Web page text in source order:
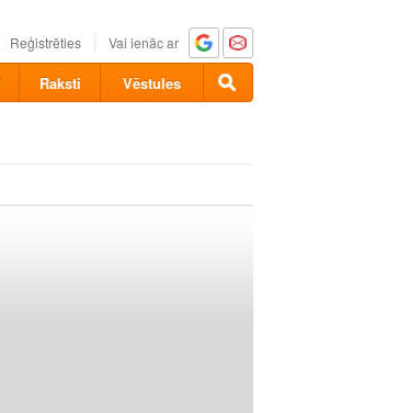
Reģistrēties Vai ienāc ar
Raksti Vēstules